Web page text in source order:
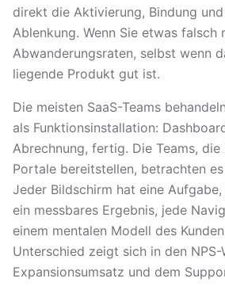
direkt die Aktivierung, Bindung
Ablenkung. Wenn Sie etwas falsch
Abwanderungsraten, selbst wenn
liegende Produkt gut ist.
Die meisten SaaS-Teams
als Funktionsinstallation:
Abrechnung, fertig. Die Teams,
Portale bereitstellen, betrachten
Jeder Bildschirm hat eine
ein messbares Ergebnis, jede
einem mentalen Modell des
Unterschied zeigt sich in den NPS-
Expansionsumsatz und dem